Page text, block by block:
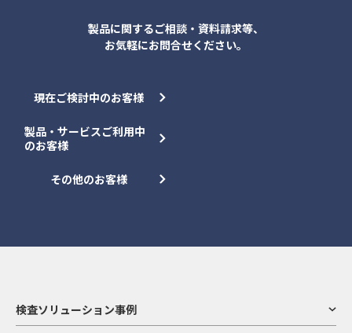
製品に関するご相談・資料請求等、
お気軽にお問合せください。
現在ご検討中のお客様
製品・サービスご利用中
のお客様
その他のお客様
検査ソリューション事例